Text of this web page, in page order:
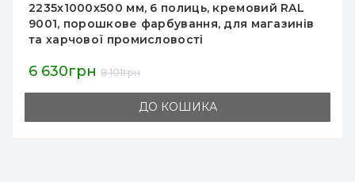
2235х1000х500 мм, 6 полиць, кремовий RAL
9001, порошкове фарбування, для магазинів
та харчової промисловості
6 630грн 8 101грн
ДО КОШИКА